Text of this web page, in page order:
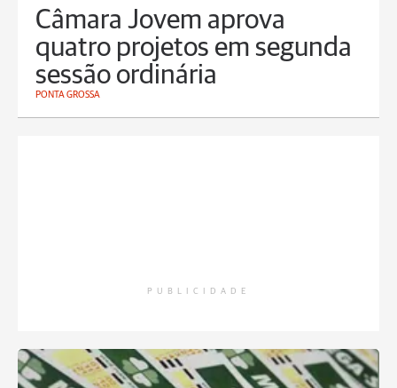
Câmara Jovem aprova
quatro projetos em segunda
sessão ordinária
PONTA GROSSA
PUBLICIDADE